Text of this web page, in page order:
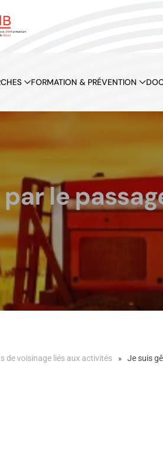
FORMATION & PRÉVENTION
le
de voisinage liés aux activités Je suis